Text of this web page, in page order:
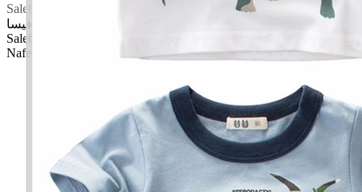
Saleha Nafeesa
صالحا نافيسا
Saleha: Benar
Nafeesa: Yang amat berharga; berkedudukan tinggi
✚ Baju Baby Custom Nama 'Saleha Nafeesa'